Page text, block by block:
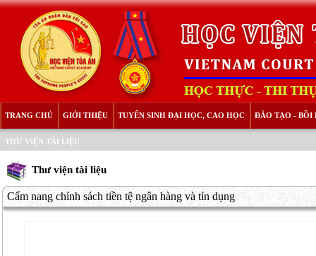
TRANG CHỦ GIỚI THIỆU TUYỂN SINH ĐẠI HỌC, CAO HỌC ĐÀO TẠO - BỒI
THƯ VIỆN TÀI LIỆU
Thư viện tài liệu
Cẩm nang chính sách tiền tệ ngân hàng và tín dụng